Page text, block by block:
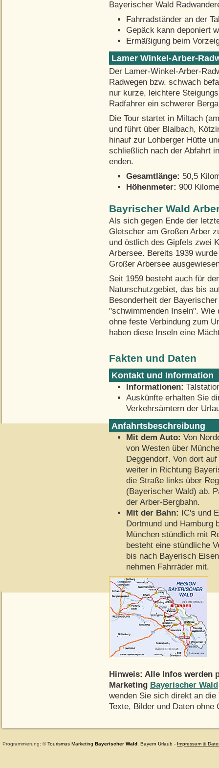
Bayerischer Wald
Fahrradständer an der
Gepäck kann deponiert
Ermäßigung beim
Lamer Winkel-Arber-
Der Lamer-Winkel-Arber-
Radwegen bzw. schwach
nur kurze, leichtere
Radfahrer ein schwerer
Die Tour startet in Miltach
und führt über Blaibach,
hinauf zur Lohberger Hütte
schließlich nach der Abfahrt
enden.
Gesamtlänge: 50,5
Höhenmeter: 900
Bayrischer Wald
Als sich gegen Ende der
Gletscher am Großen Arber
und östlich des Gipfels zwei
Arbersee. Bereits 1939
Großer Arbersee
Seit 1959 besteht auch für
Naturschutzgebiet, das bis
Besonderheit der
"schwimmenden Inseln".
ohne feste Verbindung zum
haben diese Inseln eine
Fakten und Daten
Kontakt und Information
Informationen:
Auskünfte erhalten Sie
Verkehrsämtern der
Anfahrtsbeschreibung
Mit dem Auto: Von
von Westen über
Deggendorf. Von dort
weiter in Richtung
die Straße links über
(Bayerischer Wald) ab.
der Arber-Bergbahn.
Mit der Bahn: IC's und
Dortmund und Hamburg
München stündlich mit
besteht eine stündliche
bis nach Bayerisch
nehmen Fahrräder mit.
Hinweis: Alle Infos werden
Marketing Bayerischer Wald
wenden Sie sich direkt an
Texte, Bilder und Daten ohne
Programmierung: ©Tourismus Marketing Bayerischer Wald Bayern Urlaub - Impressum &